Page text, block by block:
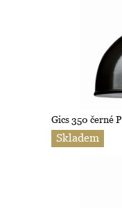
Gics 350 černé
Skladem